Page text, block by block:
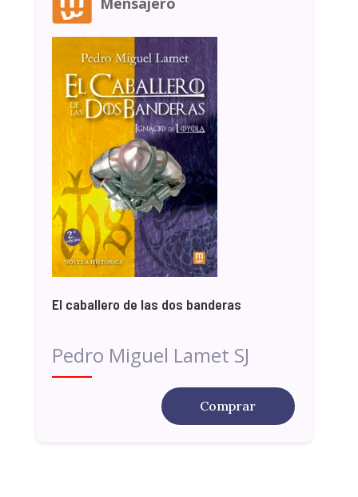
El caballero de las dos banderas
Pedro Miguel Lamet SJ
Comprar